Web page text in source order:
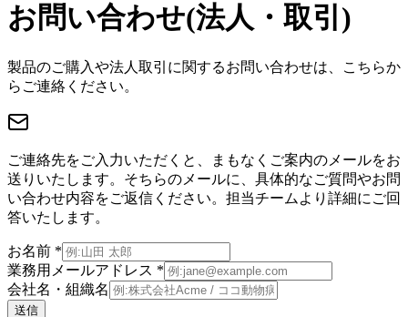
お問い合わせ(法人・取引)
製品のご購入や法人取引に関するお問い合わせは、こちらか
らご連絡ください。
ご連絡先をご入力いただくと、まもなくご案内のメールをお
送りいたします。そちらのメールに、具体的なご質問やお問
い合わせ内容をご返信ください。担当チームより詳細にご回
答いたします。
お名前 *
業務用メールアドレス *
会社名・組織名
送信